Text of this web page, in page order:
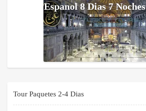
Espanol 8 Dias 7 Noches
Tour Paquetes 2-4 Dias